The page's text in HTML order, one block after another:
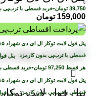
39,750 تومان•خرید قسطی با ترب‌پی
159,000 تومان
قسطی با ترب‌پی بدون کارمزد
هر قسط 97,250 تومان•خرید قسطی
قسطی با ترب‌پی بدون کارمزد